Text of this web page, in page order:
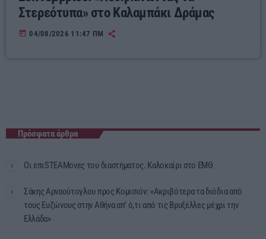
Στερεότυπα» στο Καλαμπάκι Δράμας
today 04/08/2026 11:47 ΠΜ
Πρόσφατα άρθρα
Οι επιSTEAMονες του διαστήματος. Καλοκαίρι στο ΕΜΘ
Σάκης Αρναούτογλου προς Κομισιόν: «Ακριβότερα τα διόδια από
τους Ευζώνους στην Αθήνα απ’ ό,τι από τις Βρυξέλλες μέχρι την
Ελλάδα»